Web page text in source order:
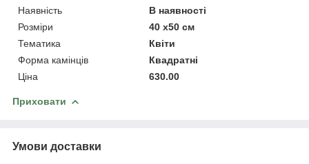
Наявність
В наявності
Розміри
40 x50 см
Тематика
Квіти
Форма камінців
Квадратні
Ціна
630.00
Приховати
Умови доставки